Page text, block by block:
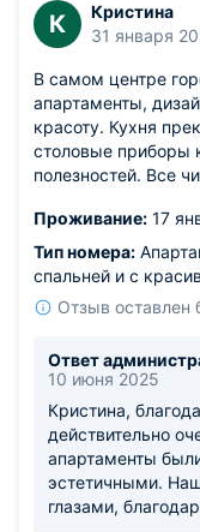
К
Кристина
31 января
В самом центре
апартаменты,
красоту. Кухня
столовые приборы
полезностей. Все
Проживание: 17
Тип номера:
спальней и с
Отзыв оставлен
Ответ
10 июня 2025
Кристина,
действительно
апартаменты
эстетичными.
глазами,